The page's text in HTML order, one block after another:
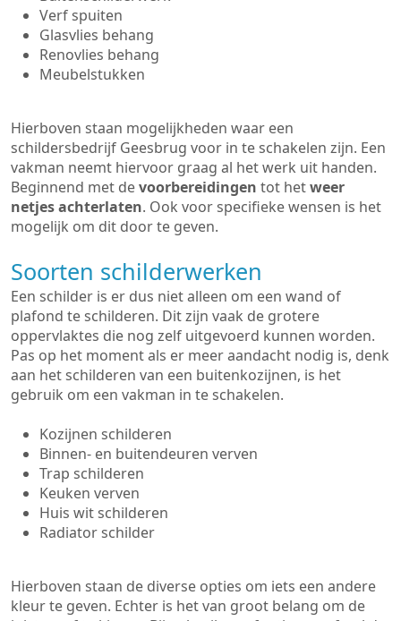
Verf spuiten
Glasvlies behang
Renovlies behang
Meubelstukken
Hierboven staan mogelijkheden waar een
schildersbedrijf Geesbrug voor in te schakelen zijn. Een
vakman neemt hiervoor graag al het werk uit handen.
Beginnend met devoorbereidingen tot hetweer
netjes achterlaten. Ook voor specifieke wensen is het
mogelijk om dit door te geven.
Soorten schilderwerken
Een schilder is er dus niet alleen om een wand of
plafond te schilderen. Dit zijn vaak de grotere
oppervlaktes die nog zelf uitgevoerd kunnen worden.
Pas op het moment als er meer aandacht nodig is, denk
aan het schilderen van een buitenkozijnen, is het
gebruik om een vakman in te schakelen.
Kozijnen schilderen
Binnen- en buitendeuren verven
Trap schilderen
Keuken verven
Huis wit schilderen
Radiator schilder
Hierboven staan de diverse opties om iets een andere
kleur te geven. Echter is het van groot belang om de